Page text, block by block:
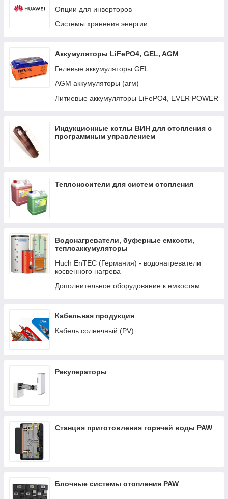
Color Control GX (CCGX) и Venus GX
Orion DC-DC преобразователи
Опции для инверторов
Системы хранения энергии
Аккумуляторы LiFePO4, GEL, AGM
Гелевые аккумуляторы GEL
AGM аккумуляторы (агм)
Литиевые аккумуляторы LiFePO4, EVER POWER
Индукционные котлы ВИН для отопления с
программным управлением
Теплоносители для систем отопления
Водонагреватели, буферные емкости,
теплоаккумуляторы
Huch EnTEC (Германия) - водонагреватели
косвенного нагрева
Дополнительное оборудование к емкостям
Кабельная продукция
Кабель солнечный (PV)
Рекуператоры
Станция приготовления горячей воды PAW
Блочные системы отопления PAW